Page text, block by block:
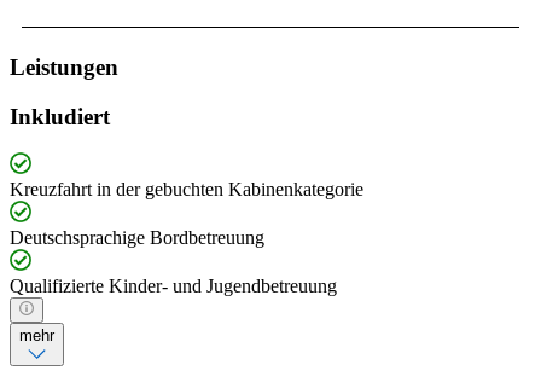
Leistungen
Inkludiert
Kreuzfahrt in der gebuchten Kabinenkategorie
Deutschsprachige Bordbetreuung
Qualifizierte Kinder- und Jugendbetreuung
mehr